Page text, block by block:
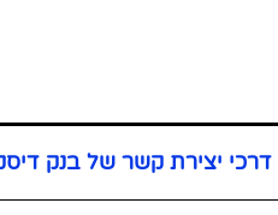
יצירת קשר של בנק